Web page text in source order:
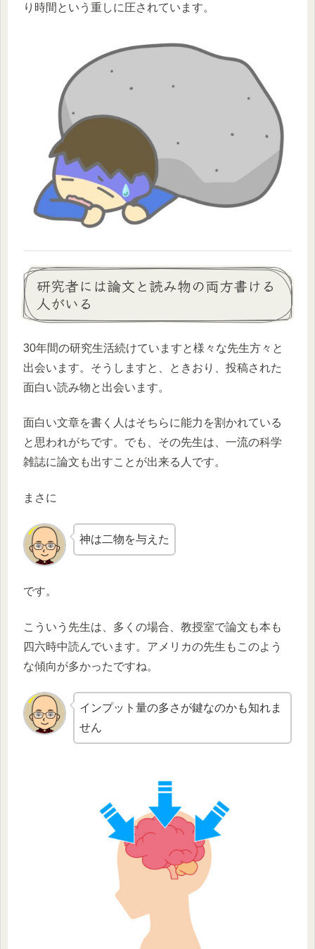
り時間という重しに圧されています。
研究者には論文と読み物の両方書ける
人がいる
30年間の研究生活続けていますと様々な先生方々と
出会います。そうしますと、ときおり、投稿された
面白い読み物と出会います。
面白い文章を書く人はそちらに能力を割かれている
と思われがちです。でも、その先生は、一流の科学
雑誌に論文も出すことが出来る人です。
まさに
神は二物を与えた
です。
こういう先生は、多くの場合、教授室で論文も本も
四六時中読んでいます。アメリカの先生もこのよう
な傾向が多かったですね。
インプット量の多さが鍵なのかも知れま
せん